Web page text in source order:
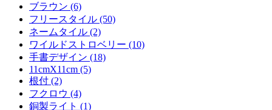
ブラウン (6)
フリースタイル (50)
ネームタイル (2)
ワイルドストロベリー (10)
手書デザイン (18)
11cmX11cm (5)
根付 (2)
フクロウ (4)
銅製ライト (1)